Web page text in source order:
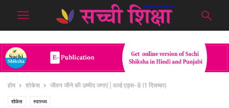
होम शोकेस जीवन जीने की उम्मीद जगाएं | वर्ल्ड एड्स-डे (1 दिसम्बर)
शोकेस स्वास्थ्य